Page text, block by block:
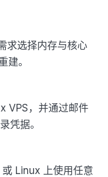
求选择内存与核心
建。
VPS，并通过邮件
凭据。
Linux 上使用任意